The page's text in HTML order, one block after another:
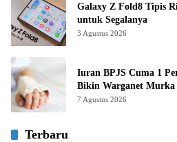
Galaxy Z Fold8 Tipis
untuk Segalanya
3 Agustus 2026
Iuran BPJS Cuma 1
Bikin Warganet Murka
7 Agustus 2026
Terbaru